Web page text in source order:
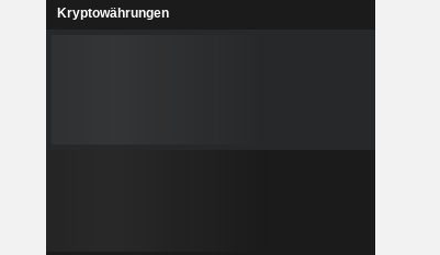
Kryptowährungen